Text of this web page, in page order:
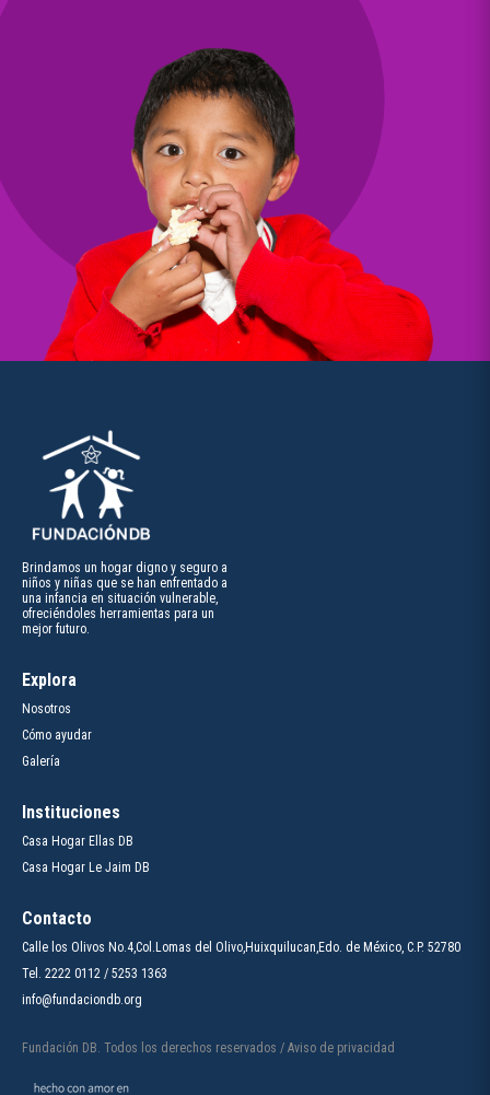
Brindamos un hogar digno y seguro a
niños y niñas que se han enfrentado a
una infancia en situación vulnerable,
ofreciéndoles herramientas para un
mejor futuro.
Explora
Nosotros
Cómo ayudar
Galería
Instituciones
Casa Hogar Ellas DB
Casa Hogar Le Jaim DB
Contacto
Calle los Olivos No.4,Col.Lomas del Olivo,Huixquilucan,Edo. de México, C.P. 52780
Tel. 2222 0112 / 5253 1363
info@fundaciondb.org
Fundación DB. Todos los derechos reservados / Aviso de privacidad